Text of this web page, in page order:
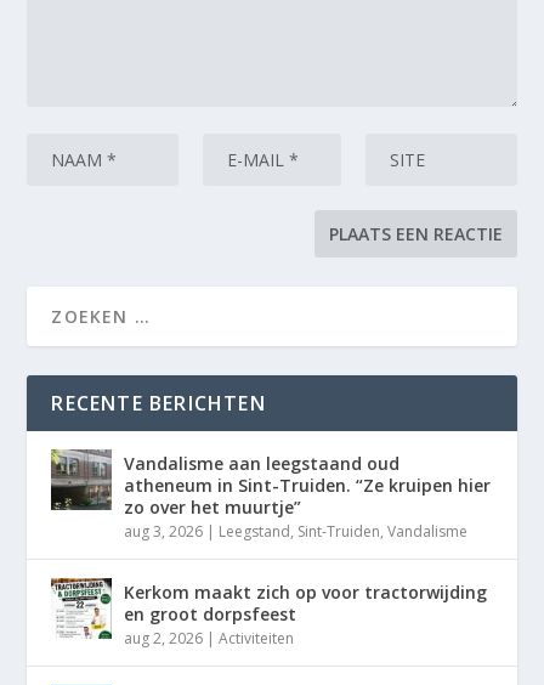
RECENTE BERICHTEN
Vandalisme aan leegstaand oud
atheneum in Sint-Truiden. “Ze kruipen hier
zo over het muurtje”
aug 3, 2026 | Leegstand, Sint-Truiden,Vandalisme
Kerkom maakt zich op voor tractorwijding
en groot dorpsfeest
aug 2, 2026 |Activiteiten